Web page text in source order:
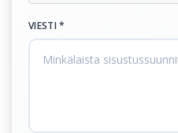
VIESTI *